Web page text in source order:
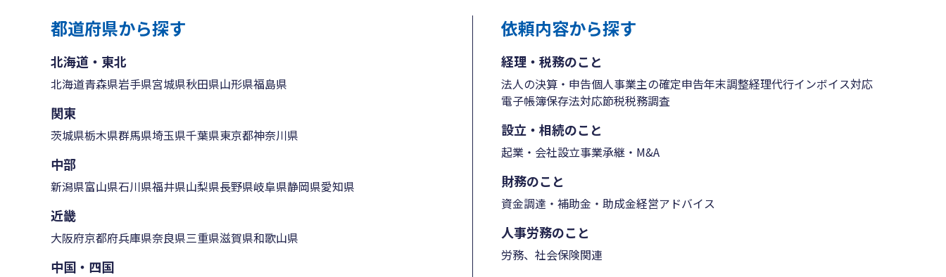
都道府県から探す
北海道・東北
北海道青森県岩手県宮城県秋田県山形県福島県
関東
茨城県栃木県群馬県埼玉県千葉県東京都神奈川県
中部
新潟県富山県石川県福井県山梨県長野県岐阜県静岡県愛知県
近畿
大阪府京都府兵庫県奈良県三重県滋賀県和歌山県
中国・四国
依頼内容から探す
経理・税務のこと
法人の決算・申告個人事業主の確定申告年末調整経理代行インボイス対応
電子帳簿保存法対応節税税務調査
設立・相続のこと
起業・会社設立事業承継・M&A
財務のこと
資金調達・補助金・助成金経営アドバイス
人事労務のこと
労務、社会保険関連